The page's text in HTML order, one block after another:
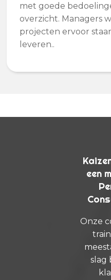
met goede
overzicht. Managers
projecten ervoor
leveren..
een
Onze
slag